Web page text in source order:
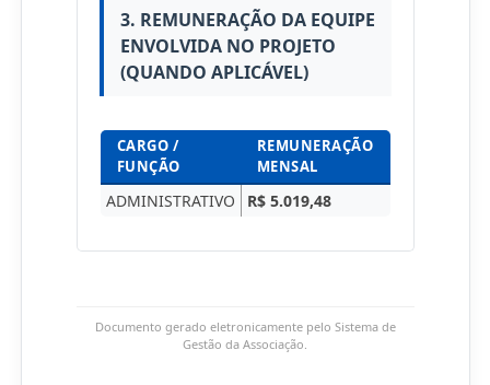
3. REMUNERAÇÃO DA EQUIPE
ENVOLVIDA NO PROJETO
(QUANDO APLICÁVEL)
CARGO /
FUNÇÃO
REMUNERAÇÃO
MENSAL
ADMINISTRATIVO R$ 5.019,48
Documento gerado eletronicamente pelo Sistema de
Gestão da Associação.